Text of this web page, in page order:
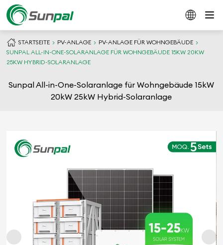
STARTSEITE PV-ANLAGE
PV-ANLAGE FÜR WOHNGEBÄUDE
SUNPAL ALL-IN-ONE-SOLARANLAGE FÜR WOHNGEBÄUDE 15KW 20KW
25KW HYBRID-SOLARANLAGE
Sunpal All-in-One-Solaranlage für Wohngebäude 15kW
20kW 25kW Hybrid-Solaranlage